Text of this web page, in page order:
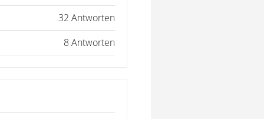
32 Antworten
8 Antworten